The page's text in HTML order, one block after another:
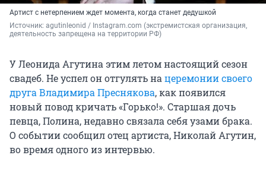
Артист с нетерпением ждет момента, когда станет дедушкой
Источник: agutinleonid / Instagram.com (экстремистская организация,
деятельность запрещена на территории РФ)
У Леонида Агутина этим летом настоящий сезон
свадеб. Не успел он отгулять на церемонии своего
друга Владимира Преснякова, как появился
новый повод кричать «Горько!». Старшая дочь
певца, Полина, недавно связала себя узами брака.
О событии сообщил отец артиста, Николай Агутин,
во время одного из интервью.